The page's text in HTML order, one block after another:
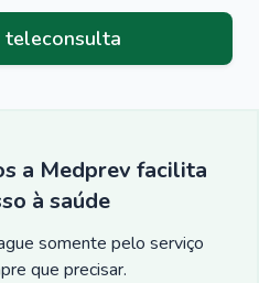
teleconsulta
a Medprev facilita
à saúde
somente pelo serviço
que precisar.